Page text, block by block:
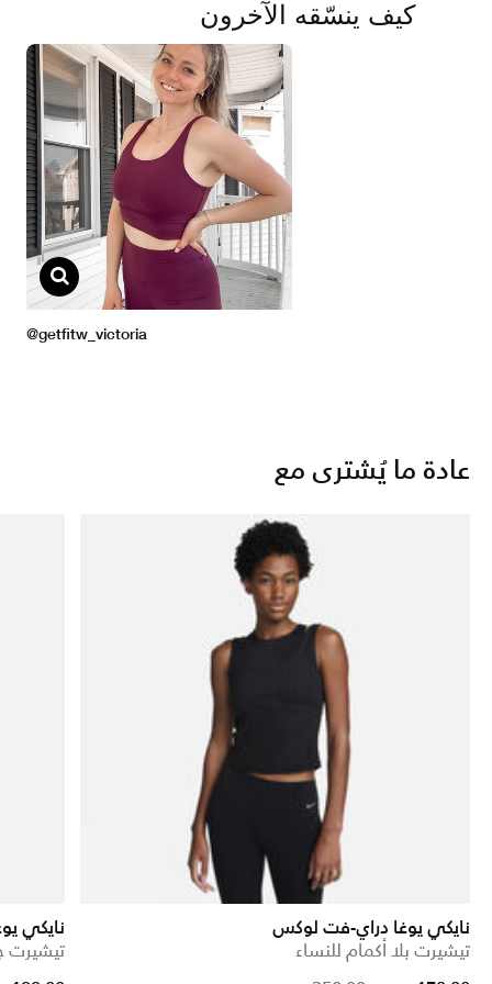
عادة ما يُشترى مع
نايكي يوغا دراي-فت لوكس
تيشيرت بلا أكمام للنساء
نايكي
تيشيرت